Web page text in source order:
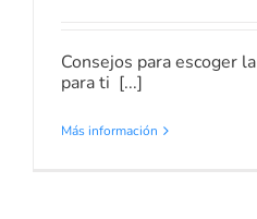
Consejos para escoger
para ti [...]
Más información